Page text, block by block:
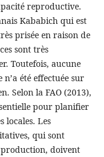
reproductive.
Kababich qui est
prisée en raison de
sont très
Toutefois, aucune
été effectuée sur
Selon la FAO (2013),
pour planifier
locales. Les
qui sont
production, doivent